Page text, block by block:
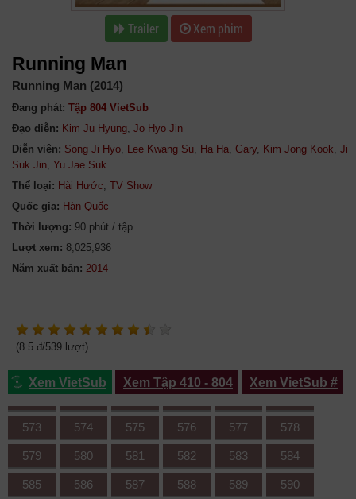
Trailer Xem phim
Running Man
Running Man (2014)
Đang phát: Tập 804 VietSub
Đạo diễn: Kim Ju Hyung, Jo Hyo Jin
Diễn viên: Song Ji Hyo, Lee Kwang Su, Ha Ha, Gary, Kim Jong Kook, Ji
Suk Jin, Yu Jae Suk
Thể loại: Hài Hước, TV Show
Quốc gia: Hàn Quốc
Thời lượng: 90 phút / tập
Lượt xem: 8,025,936
Năm xuất bản:
(8.5 đ/539 lượt)
Xem VietSub Xem Tập 410 - 804 Xem VietSub #
492 493 494
496 497
501 502
507 508 509
513
519 520
531 532 533
537 538
555 556
561 562 563 564 565 566
567 568 569 570 571 572
573 574 575 576 577 578
579 580 581 582 583 584
585 586 587 588 589 590